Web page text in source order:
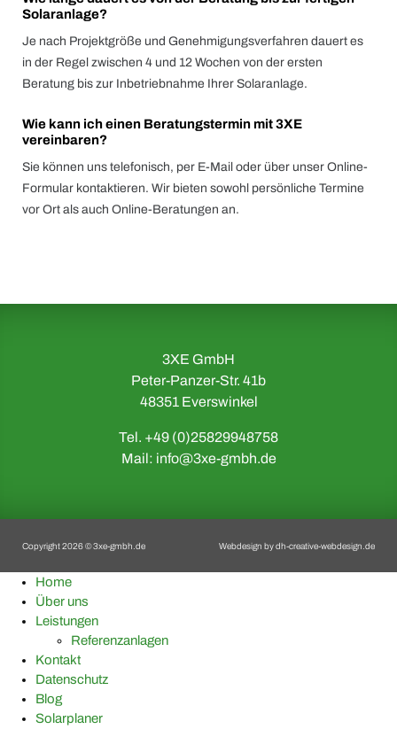
Solaranlage?
Je nach Projektgröße und Genehmigungsverfahren dauert es
in der Regel zwischen 4 und 12 Wochen von der ersten
Beratung bis zur Inbetriebnahme Ihrer Solaranlage.
Wie kann ich einen Beratungstermin mit 3XE
vereinbaren?
Sie können uns telefonisch, per E-Mail oder über unser Online-
Formular kontaktieren. Wir bieten sowohl persönliche Termine
vor Ort als auch Online-Beratungen an.
3XE GmbH
Peter-Panzer-Str. 41b
48351 Everswinkel
Tel. +49 (0)25829948758
Mail: info@3xe-gmbh.de
Copyright 2026 © 3xe-gmbh.de Webdesign bydh-creative-webdesign.de
Home
Über uns
Leistungen
Referenzanlagen
Kontakt
Datenschutz
Blog
Solarplaner